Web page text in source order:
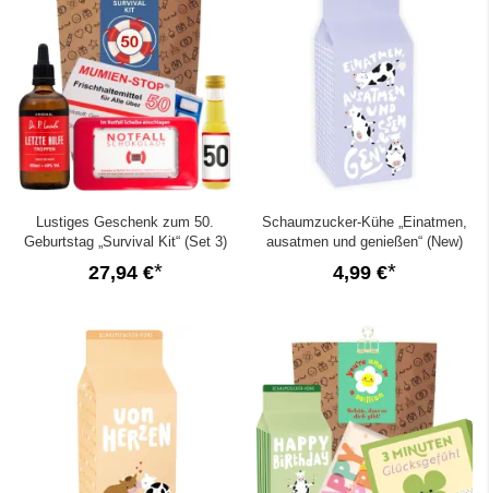
Lustiges Geschenk zum 50.
Geburtstag „Survival Kit“ (Set 3)
27,94 €
Schaumzucker-Kühe „Einatmen,
ausatmen und genießen“ (New)
4,99 €